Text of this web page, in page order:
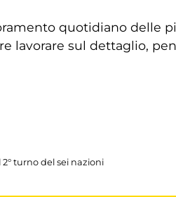
quotidiano delle
lavorare sul dettaglio,
la mia playlist preferita.
e pormi dei piccoli
a giocare a
turno del sei nazioni